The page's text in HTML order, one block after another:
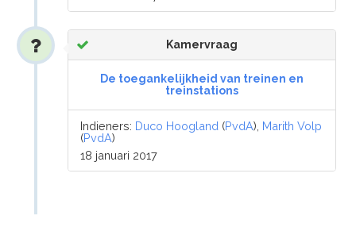
Kamervraag
De toegankelijkheid van treinen en
treinstations
Indieners: Duco Hoogland (PvdA), Marith Volp
(PvdA)
18 januari 2017